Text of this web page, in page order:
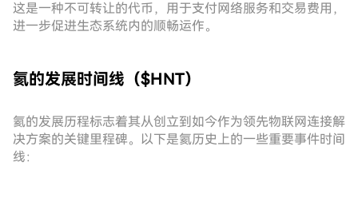
这是一种不可转让的代币，用于支付网络服务和交易费用，
进一步促进生态系统内的顺畅运作。
氦的发展时间线（$HNT）
氦的发展历程标志着其从创立到如今作为领先物联网连接解
决方案的关键里程碑。以下是氦历史上的一些重要事件时间
线：